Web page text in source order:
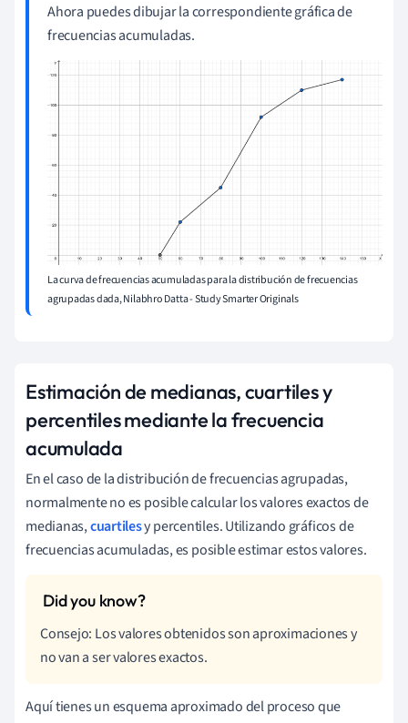
Ahora puedes dibujar la correspondiente gráfica de
frecuencias acumuladas.
La curva de frecuencias acumuladas para la distribución de frecuencias
agrupadas dada, Nilabhro Datta - Study Smarter Originals
Estimación de medianas, cuartiles y
percentiles mediante la frecuencia
acumulada
En el caso de la distribución de frecuencias agrupadas,
normalmente no es posible calcular los valores exactos de
medianas,cuartilesy percentiles. Utilizando gráficos de
frecuencias acumuladas, es posible estimar estos valores.
Consejo: Los valores obtenidos son aproximaciones y
no van a ser valores exactos.
Aquí tienes un esquema aproximado del proceso que